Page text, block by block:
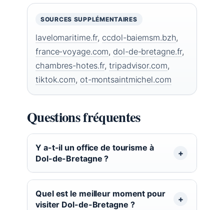
SOURCES SUPPLÉMENTAIRES
lavelomaritime.fr, ccdol-baiemsm.bzh,
france-voyage.com, dol-de-bretagne.fr,
chambres-hotes.fr,tripadvisor.com,
tiktok.com, ot-montsaintmichel.com
Questions fréquentes
Y a-t-il un office de tourisme à
Dol-de-Bretagne ?
Quel est le meilleur moment pour
visiter Dol-de-Bretagne ?